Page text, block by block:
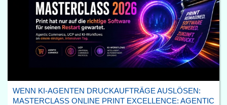
WENN KI-AGENTEN DRUCKAUFTRÄGE AUSLÖSEN:
MASTERCLASS ONLINE PRINT EXCELLENCE: AGENTIC